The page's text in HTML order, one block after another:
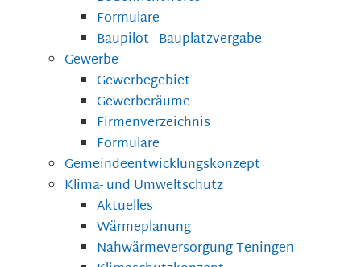
Formulare
Baupilot - Bauplatzvergabe
Gewerbe
Gewerbegebiet
Gewerberäume
Firmenverzeichnis
Formulare
Gemeindeentwicklungskonzept
Klima- und Umweltschutz
Aktuelles
Wärmeplanung
Nahwärmeversorgung Teningen